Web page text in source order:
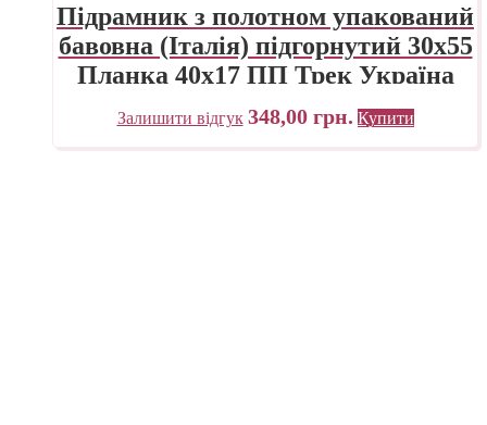
Підрамник з полотном упакований
бавовна (Італія) підгорнутий 30х55
Планка 40х17 ПП Трек Україна
Залишити відгук 348,00 грн. Купити